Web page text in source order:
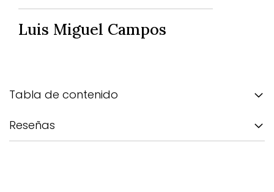
Luis Miguel Campos
Tabla de contenido
Reseñas